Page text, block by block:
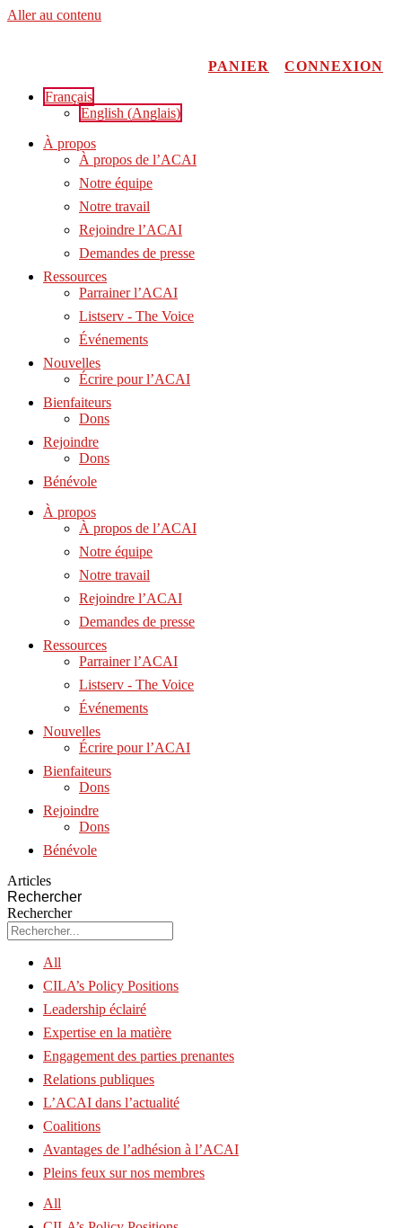
Aller au contenu
PANIER
CONNEXION
Français
English (Anglais)
À propos
À propos de l’ACAI
Notre équipe
Notre travail
Rejoindre l’ACAI
Demandes de presse
Ressources
Parrainer l’ACAI
Listserv - The Voice
Événements
Nouvelles
Écrire pour l’ACAI
Bienfaiteurs
Dons
Rejoindre
Dons
Bénévole
À propos
À propos de l’ACAI
Notre équipe
Notre travail
Rejoindre l’ACAI
Demandes de presse
Ressources
Parrainer l’ACAI
Listserv - The Voice
Événements
Nouvelles
Écrire pour l’ACAI
Bienfaiteurs
Dons
Rejoindre
Dons
Bénévole
Articles
Rechercher
Rechercher
All
CILA’s Policy Positions
Leadership éclairé
Expertise en la matière
Engagement des parties prenantes
Relations publiques
L’ACAI dans l’actualité
Coalitions
Avantages de l’adhésion à l’ACAI
Pleins feux sur nos membres
All